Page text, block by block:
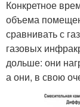
Конкретное
объема
сравнивать с
газовых
дольше: они
а они, в свою